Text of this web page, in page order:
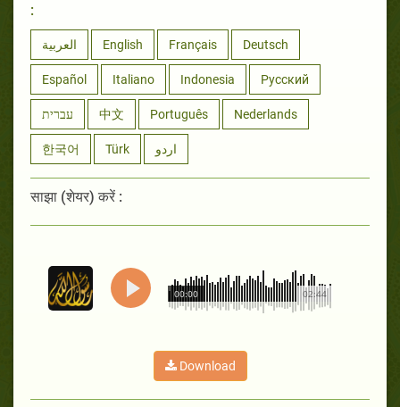
:
العربية English Français Deutsch
Español Italiano Indonesia Русский
עברית 中文 Português Nederlands
한국어 Türk اردو
साझा (शेयर) करें :
02:44
00:00
Download